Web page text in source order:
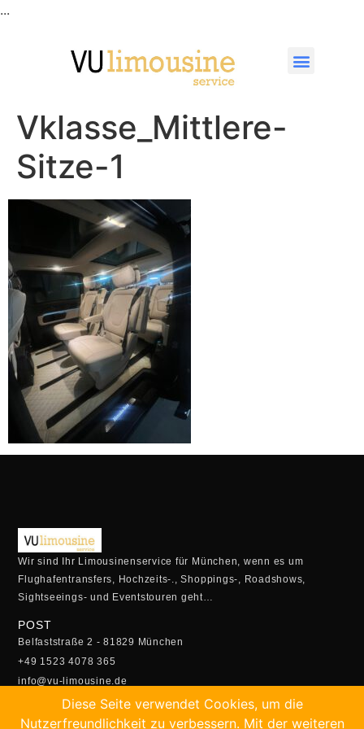
...
Vklasse_Mittlere-
Sitze-1
Wir sind Ihr Limousinenservice für München, wenn es um
Flughafentransfers, Hochzeits-., Shoppings-, Roadshows,
Sightseeings- und Eventstouren geht…
POST
Belfaststraße 2 - 81829 München
+49 1523 4078 365
info@vu-limousine.de
ÖFFUNGSZEITEN
Diese Seite verwendet Cookies, um die
Nutzerfreundlichkeit zu verbessern. Mit der weiteren